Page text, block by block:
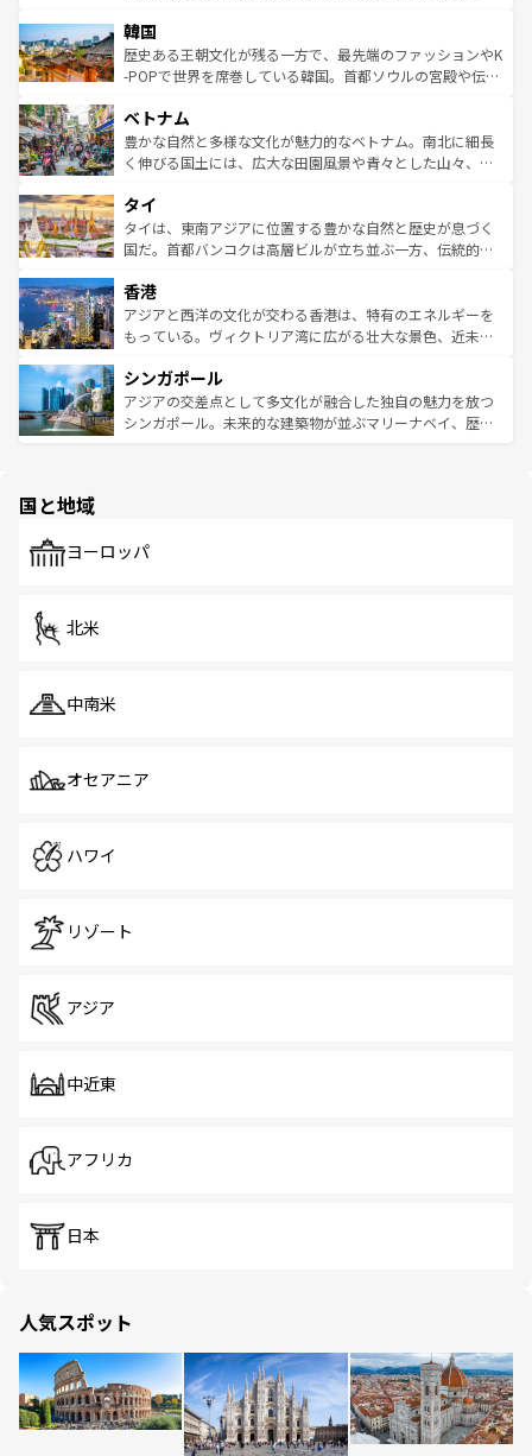
ワイを、存分に味わってほしい。 なお、新着のハワイ情報
はコンテンツ一覧を参照してほしい。
いる。アクティビティも充実しており、サーフィンやダイ
ビング、ハイキングなど、アウトドア好きにはたまらな
い。オーストラリアの多彩な魅力を存分に味わいつくそ
参照してほしい。
ン）、静ひつな山岳地帯である台湾東部など、都市の喧騒
と山間の静けさが共存しており、訪れる人に新しい発見と
驚きをもたらしてくれる。また、奥深い台湾の食文化も魅
容にもいいと評判のスイーツなど、バラエティ豊かな料理
が味わえる。 なお、新着の台湾情報は コンテンツ一覧を参
照してほしい。
韓国
歴史ある王朝文化が残る一方で、最先端のファッションやK
-POPで世界を席巻している韓国。首都ソウルの宮殿や伝統
き、地方に足を延ばせば四季折々の自然美を楽しむことが
できる。そして、キムチや焼肉、絶品のストリートフード
まで、さまざまな韓国料理が待っている。夜には、韓国な
リティに包まれながら、韓国の多彩な魅力を心ゆくまで味
わってみてほしい。 なお、新着の韓国情報はコンテンツ一
覧を参照してほしい。
ベトナム
豊かな自然と多様な文化が魅力的なベトナム。南北に細長
く伸びる国土には、広大な田園風景や青々とした山々、世
急速な発展と共に伝統が息づく。ハノイの古い町並みやホ
ーチミン市のフランス統治時代の建物も、独特の雰囲気を
醸し出している。また、バラエティの豊かさとおいしさで
とつ。フォーやバインミー、ベトナムコーヒーなどは、ぜ
ひ現地で味わいたい。どの地域を訪れてもあたたかい人々
が旅行者を迎えてくれるので、きっと忘れられない旅にな
参照してほしい。
タイ
タイは、東南アジアに位置する豊かな自然と歴史が息づく
国だ。首都バンコクは高層ビルが立ち並ぶ一方、伝統的な
の活気が交差している。北部ではチェンマイなどの山岳地
帯で自然と触れ合い、南部ではプーケットやクラビの美し
いビーチでリゾート気分を楽しむことができる。タイ料理
激する。気候は一年中温暖で、どの季節にも異なる楽しみ
が待っている。親しみやすいタイの人々、仏教を中心とし
た文化、そして多様な観光資源が、訪れる旅人を魅了し続
香港
アジアと西洋の文化が交わる香港は、特有のエネルギーを
もっている。ヴィクトリア湾に広がる壮大な景色、近未来
み、どこを訪れても感動するはず。観光スポットが密集し
ており、効率よく見どころを回れるのも魅力。息をのむよ
うな絶景から文化的な体験まで、香港を存分に楽しみ尽く
シンガポール
アジアの交差点として多文化が融合した独自の魅力を放つ
シンガポール。未来的な建築物が並ぶマリーナベイ、歴史
で、ホーカーズは地元の風情を楽しめる外せないスポット
国と地域
ヨーロッパ
北米
中南米
オセアニア
ハワイ
リゾート
アジア
中近東
アフリカ
日本
人気スポット